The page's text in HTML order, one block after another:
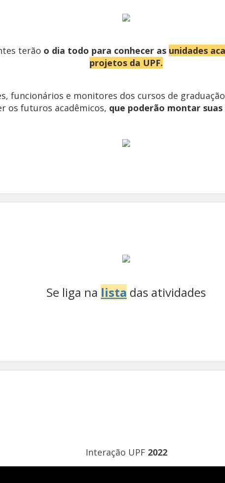
terão o dia todo para conhecer as unidades
projetos da UPF.
funcionários e monitores dos cursos de
os futuros acadêmicos, que poderão montar
Se liga na lista das atividades
Interação UPF 2022